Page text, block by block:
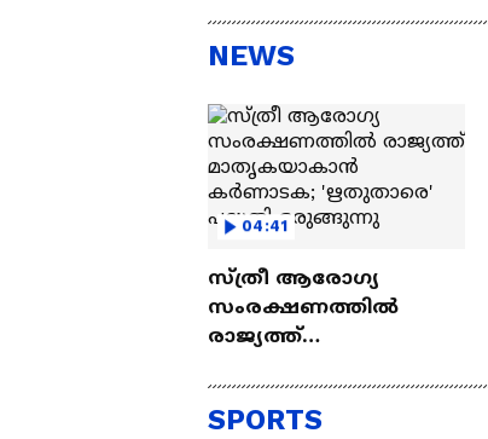
കിട്ടിയതിൽ ഒരുപാട്
സന്തോഷം'
NEWS
04:41
സ്ത്രീ ആരോഗ്യ
സംരക്ഷണത്തിൽ
രാജ്യത്ത്
കര്‍ണാടക; 'ഋതുതാരെ'
പദ്ധതി ഒരുങ്ങുന്നു
SPORTS